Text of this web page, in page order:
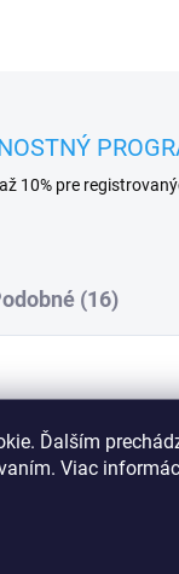
Ďalším
Viac
10% pre
(16)